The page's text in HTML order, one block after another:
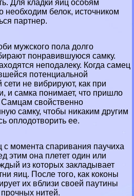
Для кладки яиц особям
необходим белок, источником
партнер.
мужского пола долго
понравившуюся самку.
неподалеку. Когда самец
потенциальной
не вибрируют, как при
и самка понимает, что пришло
свойственно
самку, чтобы никаким другим
оплодотворить ее.
момента спаривания паучиха
этим она плетет один или
из которых закладывает
яиц. После того, как коконы
их вблизи своей паутины
нитей.